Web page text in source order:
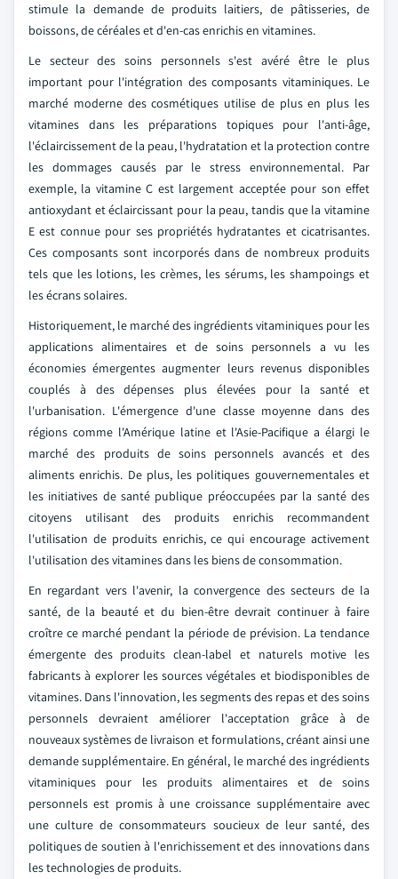
stimule la demande de produits laitiers, de pâtisseries, de
boissons, de céréales et d'en-cas enrichis en vitamines.
Le secteur des soins personnels s'est avéré être le plus
important pour l'intégration des composants vitaminiques. Le
marché moderne des cosmétiques utilise de plus en plus les
vitamines dans les préparations topiques pour l'anti-âge,
l'éclaircissement de la peau, l'hydratation et la protection contre
les dommages causés par le stress environnemental. Par
exemple, la vitamine C est largement acceptée pour son effet
antioxydant et éclaircissant pour la peau, tandis que la vitamine
E est connue pour ses propriétés hydratantes et cicatrisantes.
Ces composants sont incorporés dans de nombreux produits
tels que les lotions, les crèmes, les sérums, les shampoings et
les écrans solaires.
Historiquement, le marché des ingrédients vitaminiques pour les
applications alimentaires et de soins personnels a vu les
économies émergentes augmenter leurs revenus disponibles
couplés à des dépenses plus élevées pour la santé et
l'urbanisation. L'émergence d'une classe moyenne dans des
régions comme l'Amérique latine et l'Asie-Pacifique a élargi le
marché des produits de soins personnels avancés et des
aliments enrichis. De plus, les politiques gouvernementales et
les initiatives de santé publique préoccupées par la santé des
citoyens utilisant des produits enrichis recommandent
l'utilisation de produits enrichis, ce qui encourage activement
l'utilisation des vitamines dans les biens de consommation.
En regardant vers l'avenir, la convergence des secteurs de la
santé, de la beauté et du bien-être devrait continuer à faire
croître ce marché pendant la période de prévision. La tendance
émergente des produits clean-label et naturels motive les
fabricants à explorer les sources végétales et biodisponibles de
vitamines. Dans l'innovation, les segments des repas et des soins
personnels devraient améliorer l'acceptation grâce à de
nouveaux systèmes de livraison et formulations, créant ainsi une
demande supplémentaire. En général, le marché des ingrédients
vitaminiques pour les produits alimentaires et de soins
personnels est promis à une croissance supplémentaire avec
une culture de consommateurs soucieux de leur santé, des
politiques de soutien à l'enrichissement et des innovations dans
les technologies de produits.